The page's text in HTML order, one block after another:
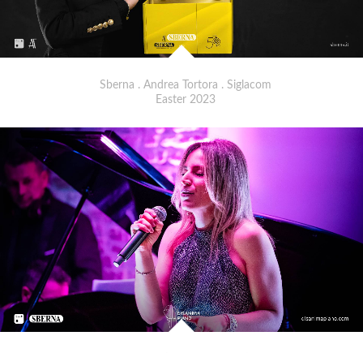
Sberna . Andrea Tortora . Siglacom
Easter 2023